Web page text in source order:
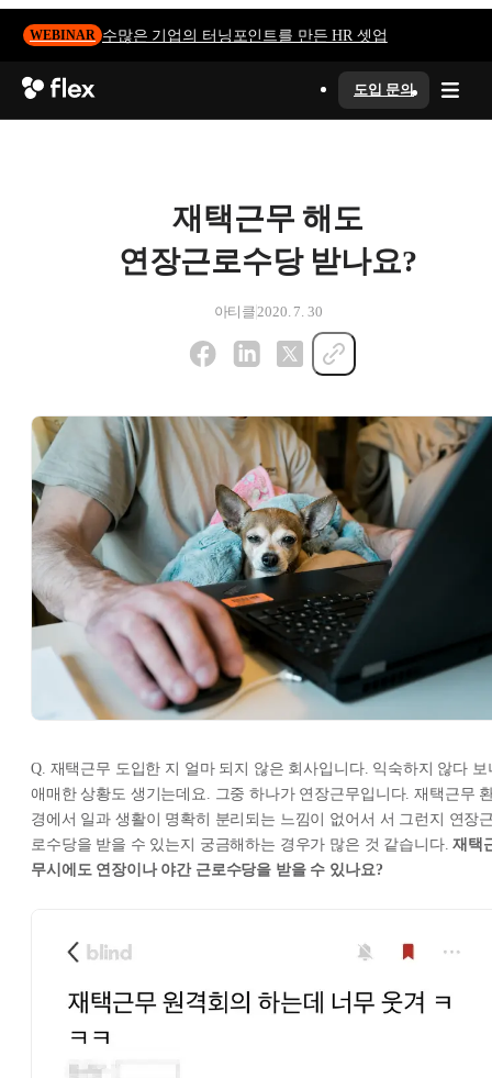
WEBINAR 수많은 기업의 터닝포인트를 만든 HR 셋업
도입 문의
재택근무 해도
연장근로수당 받나요?
아티클 2020. 7. 30
Q. 재택근무 도입한 지 얼마 되지 않은 회사입니다. 익숙하지 않다 보
애매한 상황도 생기는데요. 그중 하나가 연장근무입니다. 재택근무
경에서 일과 생활이 명확히 분리되는 느낌이 없어서 서 그런지 연장
로수당을 받을 수 있는지 궁금해하는 경우가 많은 것 같습니다.재택
무시에도 연장이나 야간 근로수당을 받을 수 있나요?